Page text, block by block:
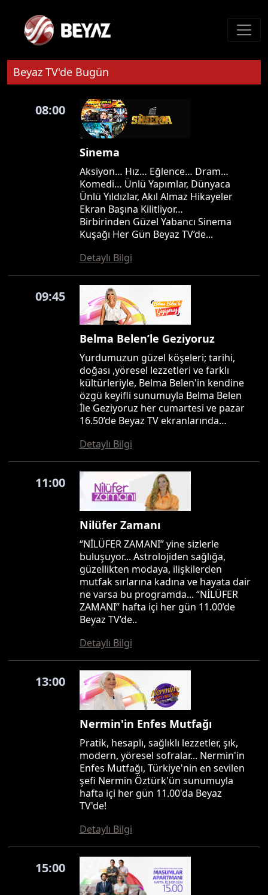
Beyaz TV'de Bugün
08:00
Sinema
Aksiyon… Hız… Eğlence… Dram…
Komedi… Ünlü Yapımlar, Dünyaca
Ünlü Yıldızlar, Akıl Almaz Hikayeler
Ekran Başına Kilitliyor…
Birbirinden Güzel Yabancı Sinema
Kuşağı Her Gün Beyaz TV’de...
Detaylı Bilgi
09:45
Belma Belen’le Geziyoruz
Yurdumuzun güzel köşeleri; tarihi,
doğası ,yöresel lezzetleri ve farklı
kültürleriyle, Belma Belen'in kendine
özgü keyifli sunumuyla Belma Belen
İle Geziyoruz her cumartesi ve pazar
16.50’de Beyaz TV ekranlarında…
Detaylı Bilgi
11:00
Nilüfer Zamanı
“NİLÜFER ZAMANI” yine sizlerle
buluşuyor... Astrolojiden sağlığa,
güzellikten modaya, ilişkilerden
mutfak sırlarına kadına ve hayata dair
ne varsa bu programda... “NİLÜFER
ZAMANI” hafta içi her gün 11.00’de
Beyaz TV’de..
Detaylı Bilgi
13:00
Nermin'in Enfes Mutfağı
Pratik, hesaplı, sağlıklı lezzetler, şık,
modern, yöresel sofralar... Nermin'in
Enfes Mutfağı, Türkiye'nin en sevilen
şefi Nermin Öztürk'ün sunumuyla
hafta içi her gün 11.00'da Beyaz
TV'de!
Detaylı Bilgi
15:00